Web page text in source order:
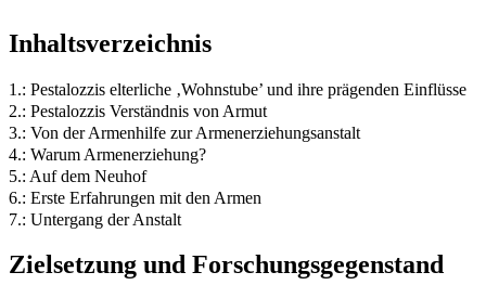
Inhaltsverzeichnis
1.: Pestalozzis elterliche ‚Wohnstube’ und ihre prägenden Einflüsse
2.: Pestalozzis Verständnis von Armut
3.: Von der Armenhilfe zur Armenerziehungsanstalt
4.: Warum Armenerziehung?
5.: Auf dem Neuhof
6.: Erste Erfahrungen mit den Armen
7.: Untergang der Anstalt
Zielsetzung und Forschungsgegenstand